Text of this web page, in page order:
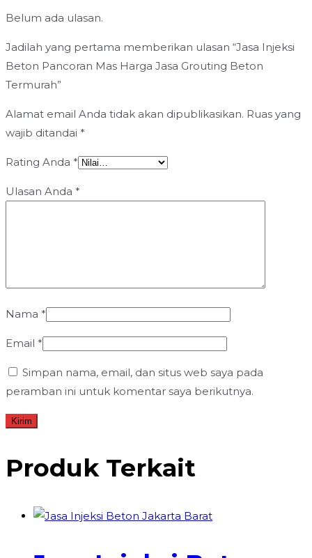
Belum ada ulasan.
Jadilah yang pertama memberikan ulasan “Jasa Injeksi
Beton Pancoran Mas Harga Jasa Grouting Beton
Termurah”
Alamat email Anda tidak akan dipublikasikan. Ruas yang
wajib ditandai *
Rating Anda *
Ulasan Anda *
Nama *
Email *
Simpan nama, email, dan situs web saya pada
peramban ini untuk komentar saya berikutnya.
Produk Terkait